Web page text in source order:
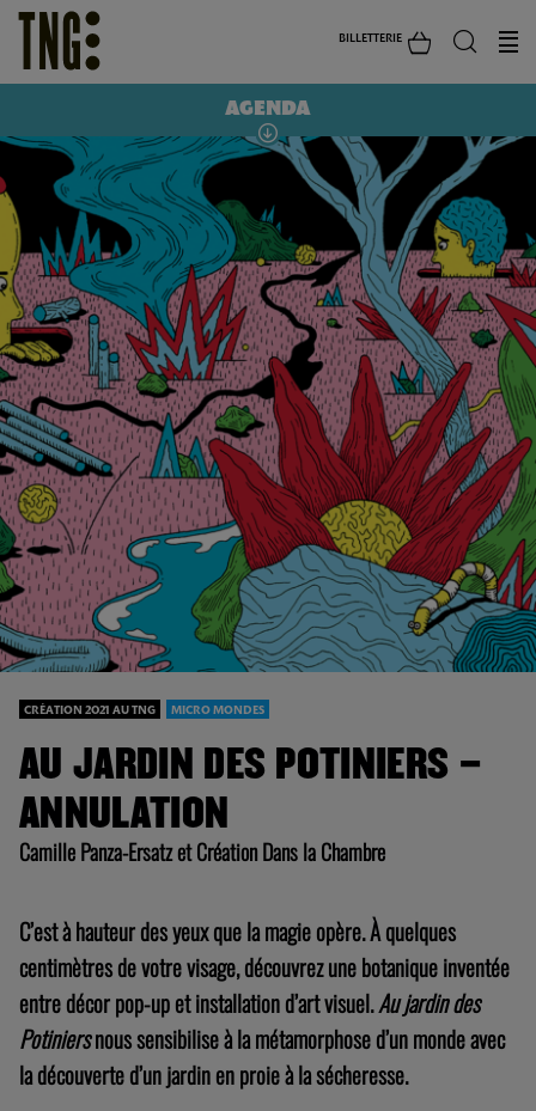
BILLETTERIE
AGENDA
CRÉATION 2021 AU TNG MICRO MONDES
AU JARDIN DES POTINIERS –
ANNULATION
Camille Panza-Ersatz et Création Dans la Chambre
C’est à hauteur des yeux que la magie opère. À quelques
centimètres de votre visage, découvrez une botanique inventée
entre décor pop-up et installation d’art visuel.Au jardin des
Potiniersnous sensibilise à la métamorphose d’un monde avec
la découverte d’un jardinen proie à la sécheresse.